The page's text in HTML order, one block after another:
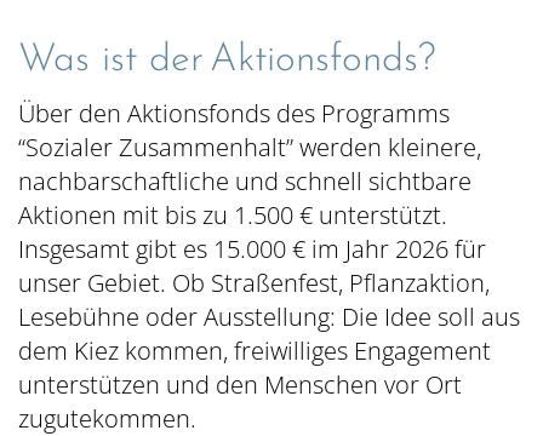
Inhalt hinzufügen...
Was ist der Aktionsfonds?
Über den Aktionsfonds des Programms
“Sozialer Zusammenhalt” werden kleinere,
nachbarschaftliche und schnell sichtbare
Aktionen mit bis zu 1.500 € unterstützt.
Insgesamt gibt es 15.000 € im Jahr 2026 für
unser Gebiet. Ob Straßenfest, Pflanzaktion,
Lesebühne oder Ausstellung: Die Idee soll aus
dem Kiez kommen, freiwilliges Engagement
unterstützen und den Menschen vor Ort
zugutekommen.